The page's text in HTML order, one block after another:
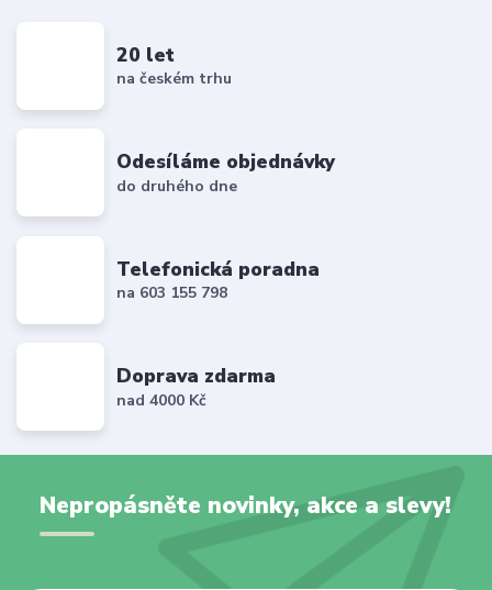
20 let
na českém trhu
Odesíláme objednávky
do druhého dne
Telefonická poradna
na 603 155 798
Doprava zdarma
nad 4000 Kč
Nepropásněte novinky, akce a slevy!